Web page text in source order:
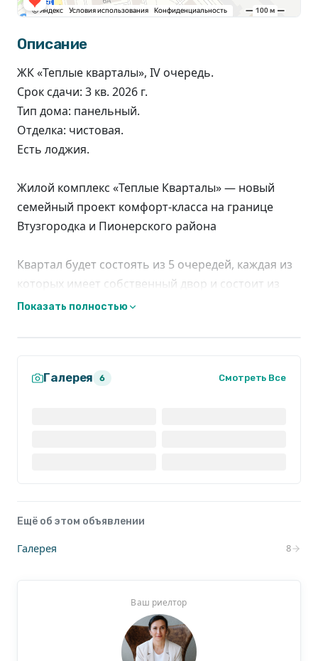
Описание
ЖК «Теплые кварталы», IV очередь.
Срок сдачи: 3 кв. 2026 г.
Тип дома: панельный.
Отделка: чистовая.
Есть лоджия.
Жилой комплекс «‎Теплые Кварталы‎»‎ — новый
семейный проект комфорт-класса на границе
Втузгородка и Пионерского района
Квартал будет состоять из 5 очередей, каждая из
которых имеет собственный двор и состоит из
нескольких домов переменной этажности от 6 до
Показать полностью
Галерея 6 Смотреть Все
Ещё об этом объявлении
Галерея 8
Ваш риелтор